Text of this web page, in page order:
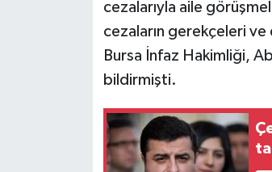
cezalarıyla aile
cezaların gerekçeleri ve
Bursa İnfaz Hakimliği,
bildirmişti.